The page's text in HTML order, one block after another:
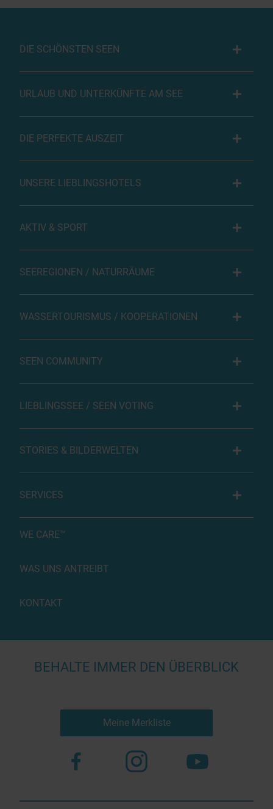
DIE SCHÖNSTEN SEEN
URLAUB UND UNTERKÜNFTE AM SEE
DIE PERFEKTE AUSZEIT
UNSERE LIEBLINGSHOTELS
AKTIV & SPORT
SEEREGIONEN / NATURRÄUME
WASSERTOURISMUS / KOOPERATIONEN
SEEN COMMUNITY
LIEBLINGSSEE / SEEN VOTING
STORIES & BILDERWELTEN
SERVICES
WE CARE™
WAS UNS ANTREIBT
KONTAKT
BEHALTE IMMER DEN ÜBERBLICK
Meine Merkliste